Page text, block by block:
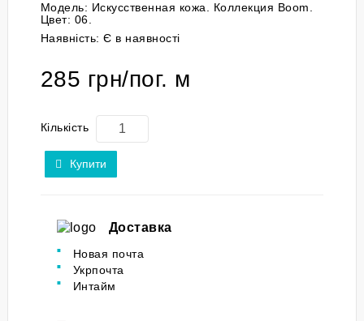
Модель: Искусственная кожа. Коллекция Boom.
Цвет: 06.
Наявність: Є в наявності
285 грн/пог. м
Кількість
Купити
Доставка
Новая почта
Укрпочта
Интайм